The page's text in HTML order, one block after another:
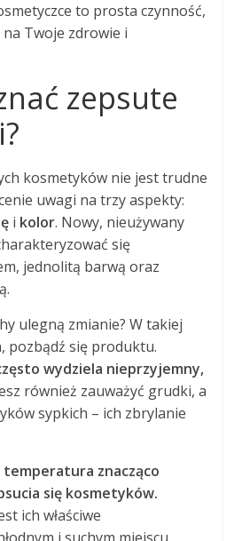
to prosta czynność,
Twoje zdrowie i
zepsute
kosmetyków nie jest trudne
uwagi na trzy aspekty:
i kolor. Nowy, nieużywany
się
jednolitą barwą oraz
ulegną zmianie? W takiej
pozbądź się produktu.
wydziela nieprzyjemny,
również zauważyć grudki, a
sypkich – ich zbrylanie
temperatura znacząco
się kosmetyków.
ich właściwe